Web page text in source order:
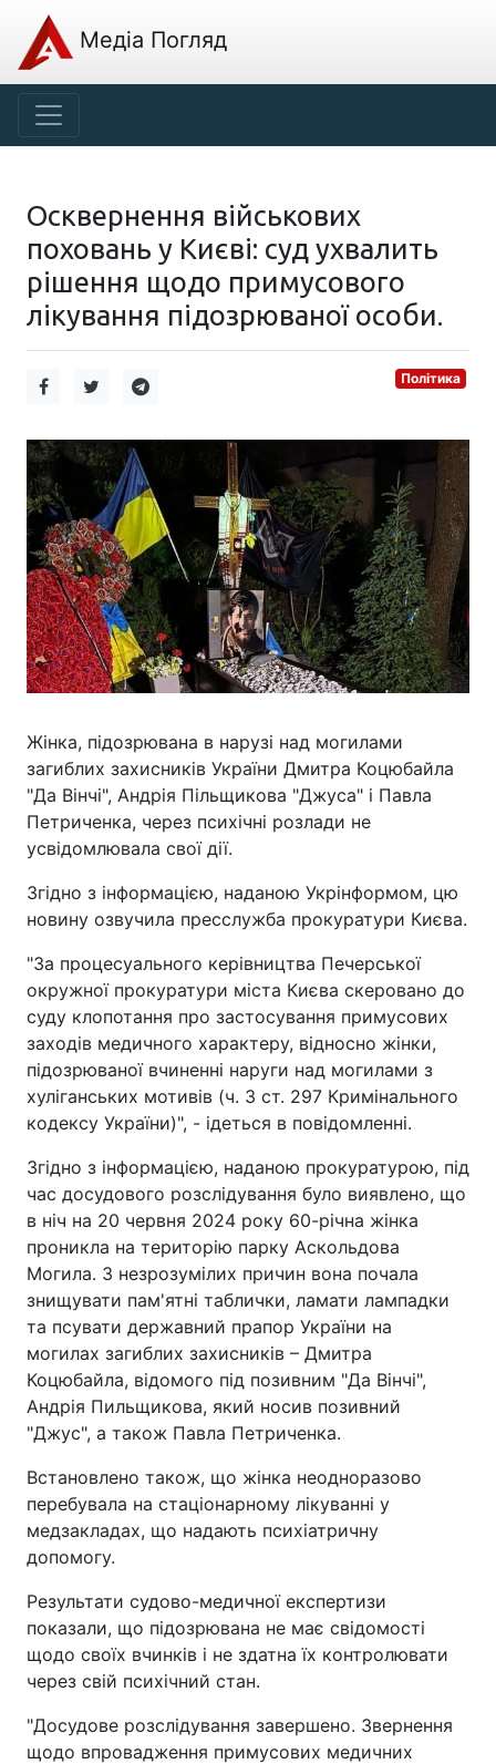
Медіа Погляд
Осквернення військових
поховань у Києві: суд ухвалить
рішення щодо примусового
лікування підозрюваної особи.
Політика
Жінка, підозрювана в нарузі над могилами
загиблих захисників України Дмитра Коцюбайла
"Да Вінчі", Андрія Пільщикова "Джуса" і Павла
Петриченка, через психічні розлади не
усвідомлювала свої дії.
Згідно з інформацією, наданою Укрінформом, цю
новину озвучила пресслужба прокуратури Києва.
"За процесуального керівництва Печерської
окружної прокуратури міста Києва скеровано до
суду клопотання про застосування примусових
заходів медичного характеру, відносно жінки,
підозрюваної вчиненні наруги над могилами з
хуліганських мотивів (ч. 3 ст. 297 Кримінального
кодексу України)", - ідеться в повідомленні.
Згідно з інформацією, наданою прокуратурою, під
час досудового розслідування було виявлено, що
в ніч на 20 червня 2024 року 60-річна жінка
проникла на територію парку Аскольдова
Могила. З незрозумілих причин вона почала
знищувати пам'ятні таблички, ламати лампадки
та псувати державний прапор України на
могилах загиблих захисників – Дмитра
Коцюбайла, відомого під позивним "Да Вінчі",
Андрія Пильщикова, який носив позивний
"Джус", а також Павла Петриченка.
Встановлено також, що жінка неодноразово
перебувала на стаціонарному лікуванні у
медзакладах, що надають психіатричну
допомогу.
Результати судово-медичної експертизи
показали, що підозрювана не має свідомості
щодо своїх вчинків і не здатна їх контролювати
через свій психічний стан.
"Досудове розслідування завершено. Звернення
щодо впровадження примусових медичних